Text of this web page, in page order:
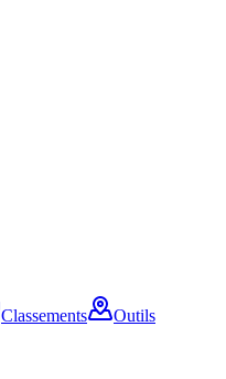
Classements
Outils